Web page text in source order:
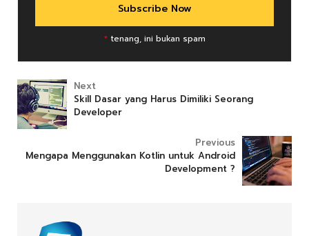
* tenang, ini bukan spam
Next
Skill Dasar yang Harus Dimiliki Seorang
Developer
Previous
Mengapa Menggunakan Kotlin untuk Android
Development ?